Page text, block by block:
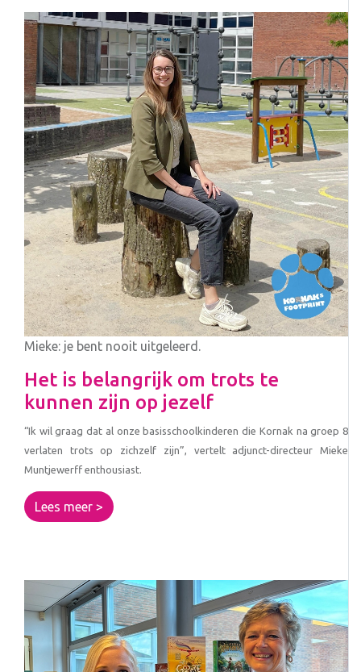
Mieke: je bent nooit uitgeleerd.
Het is belangrijk om trots te
kunnen zijn op jezelf
“Ik wil graag dat al onze basisschoolkinderen die Kornak na groep 8
verlaten trots op zichzelf zijn”, vertelt adjunct-directeur Mieke
Muntjewerff enthousiast.
Lees meer >